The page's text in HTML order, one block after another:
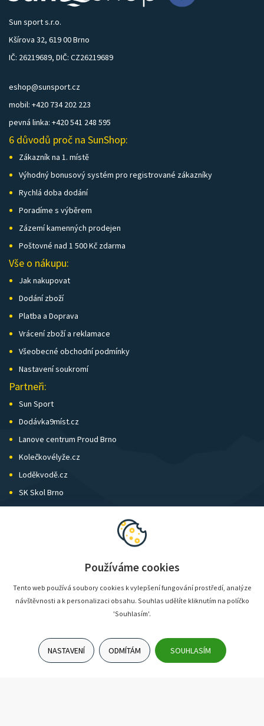
Sun sport s.r.o.
Kšírova 32, 619 00 Brno
IČ: 26219689, DIČ: CZ26219689
eshop@sunsport.cz
mobil: +420 734 202 223
pevná linka: +420 541 248 595
6 důvodů proč na SunShop:
Zákazník na 1. místě
Výhodný bonusový systém pro registrované zákazníky
Rychlá doba dodání
Poradíme s výběrem
Zázemí kamenných prodejen
Poštovné nad 1 500 Kč zdarma
Vše o nákupu:
Jak nakupovat
Dodání zboží
Platba a Doprava
Vrácení zboží a reklamace
Všeobecné obchodní podmínky
Nastavení soukromí
Partneři:
Sun Sport
Dodávka9míst.cz
Lanove centrum Proud Brno
Kolečkovélyže.cz
Loděkvodě.cz
SK Skol Brno
Biatlon Brno
Používáme cookies
Tento web používá soubory cookies k vylepšení fungování prostředí, analýze
návštěvnosti a k personalizaci obsahu. Souhlas udělíte kliknutím na políčko
'Souhlasím'.
NASTAVENÍ ODMÍTÁM SOUHLASÍM